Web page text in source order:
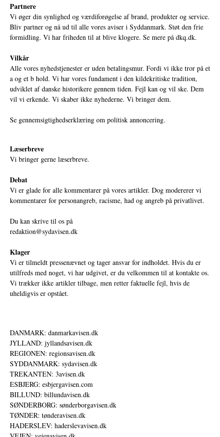
Partnere
Vi øger din synlighed og værdiforøgelse af brand, produkter og service.
Bliv partner og nå ud til alle vores aviser i Syddanmark. Støt den frie
formidling. Vi har friheden til at blive klogere. Se mere på dkq.dk.
Vilkår
Alle vores nyhedstjenester er uden betalingsmur. Fordi vi ikke tror på et
a og et b hold. Vi har vores fundament i den kildekritiske tradition,
udviklet af danske historikere gennem tiden. Fejl kan og vil ske. Dem
vil vi erkende. Vi skaber ikke nyhederne. Vi bringer dem.
Se gennemsigtighedserklæring om politisk annoncering.
Læserbreve
Vi bringer gerne læserbreve.
Debat
Vi er glade for alle kommentarer på vores artikler. Dog modererer vi
kommentarer for personangreb, racisme, had og angreb på privatlivet.
Du kan skrive til os på
redaktion@sydavisen.dk
Klager
Vi er tilmeldt pressenævnet og tager ansvar for indholdet. Hvis du er
utilfreds med noget, vi har udgivet, er du velkommen til at kontakte os.
Vi trækker ikke artikler tilbage, men retter faktuelle fejl, hvis de
uheldigvis er opstået.
DANMARK: danmarkavisen.dk
JYLLAND: jyllandsavisen.dk
REGIONEN: regionsavisen.dk
SYDDANMARK: sydavisen.dk
TREKANTEN: 3avisen.dk
ESBJERG: esbjergavisen.com
BILLUND: billundavisen.dk
SØNDERBORG: sønderborgavisen.dk
TØNDER: tønderavisen.dk
HADERSLEV: haderslevavisen.dk